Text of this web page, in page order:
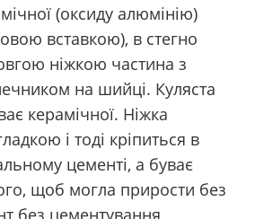
(оксиду алюмінію)
вставкою), в стегно
ніжкою частина з
на шийці. Куляста
керамічної. Ніжка
і тоді кріпиться в
цементі, а буває
щоб могла прирости без
без цементування